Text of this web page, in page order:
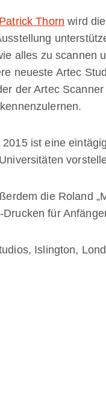
Patrick Thorn wird
alles zu scannen
neueste Artec
der Artec
ist eine
die Roland
Drucken für
Islington,